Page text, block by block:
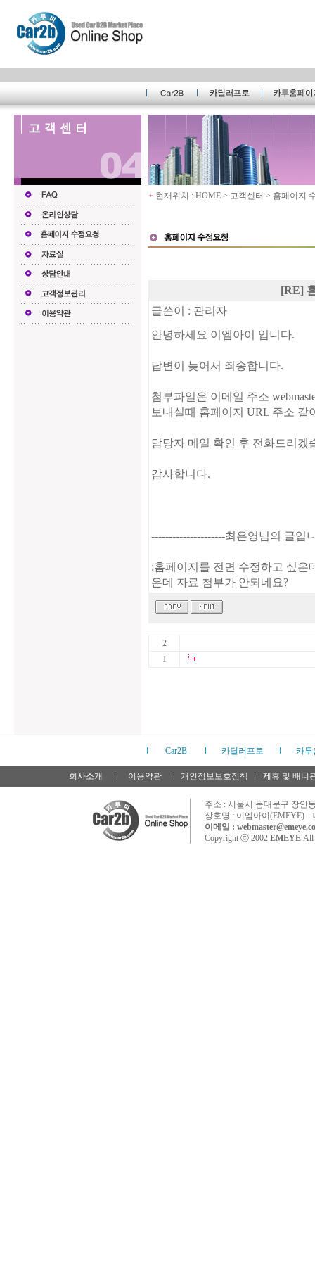
+ 현재위치 : HOME > 고객센터 > 홈페이지
[RE]
글쓴이 : 관리자
안녕하세요 이엠아이 입니다.
답변이 늦어서 죄송합니다.
첨부파일은 이메일 주소
보내실때 홈페이지 URL 주소 같
담당자 메일 확인 후 전화드리겠
감사합니다.
---------------------최은영님의 글입
:홈페이지를 전면 수정하고 싶은
은데 자료 첨부가 안되네요?
2
1
Car2B 카딜러프로 카투
회사소개 이용약관 개인정보보호정책 제휴 및 배너
주소 : 서울시 동대문구 장안
상호명 : 이엠아이(EMEYE)
이메일 :
Copyright ⓒ 2002 EMEYE All